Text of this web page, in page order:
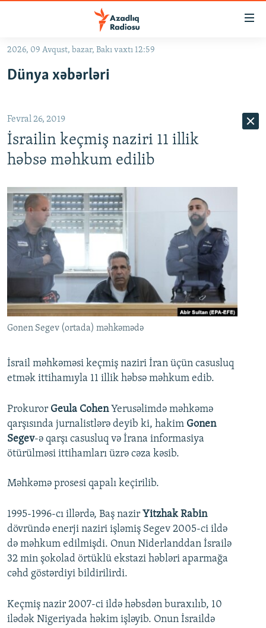
Əsas
qayıt
qayıt
Axtarışa
keç
#İZAHLA
ARAŞDIRMA
MULTIMEDIA
VIDEO
FOTOQALEREYA
İNFOQRAFIKA
KARIKATURA
RADIO ARXIV
OXU ZALI
AZƏRBAYCAN ƏDƏBIYYATI KITABXANASI
İSLAM VƏ DEMOKRATIYA
HAQQIMIZDA
MISSIYAMIZ
PEŞƏ ETIKASI VƏ JURNALISTIKA STANDARTLARIMIZ
BIZIMLƏ ƏLAQƏ
XƏBƏR BÜLLETENLƏRIMIZ
2026, 09 Avqust, bazar, Bakı vaxtı 12:59
Dünya xəbərləri
Fevral 26, 2019
İsrailin keçmiş naziri 11 illik
həbsə məhkum edilib
Gonen Segev (ortada) məhkəmədə
İsrail məhkəməsi keçmiş naziri İran üçün casusluq
etmək ittihamıyla 11 illik həbsə məhkum edib.
Prokuror Geula CohenYerusəlimdə məhkəmə
qarşısında jurnalistlərə deyib ki, hakim Gonen
Segev-ə qarşı casusluq və İrana informasiya
ötürülməsi ittihamları üzrə cəza kəsib.
Məhkəmə prosesi qapalı keçirilib.
1995-1996-cı illərdə, Baş nazir Yitzhak Rabin
dövründə enerji naziri işləmiş Segev 2005-ci ildə
də məhkum edilmişdi. Onun Niderlanddan İsrailə
32 min şokolad örtüklü ekstazi həbləri aparmağa
cəhd göstərdiyi bildirilirdi.
Keçmiş nazir 2007-ci ildə həbsdən buraxılıb, 10
ilədək Nigeriyada həkim işləyib. Onun İsraildə